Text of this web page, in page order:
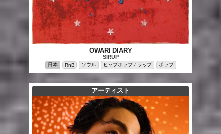
OWARI DIARY
SIRUP
日本 RnB ソウル ヒップホップ / ラップ ポップ
アーティスト